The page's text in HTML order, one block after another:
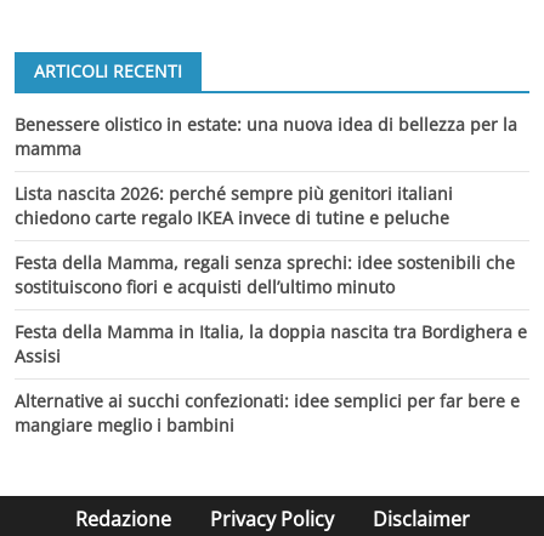
ARTICOLI RECENTI
Benessere olistico in estate: una nuova idea di bellezza per la
mamma
Lista nascita 2026: perché sempre più genitori italiani
chiedono carte regalo IKEA invece di tutine e peluche
Festa della Mamma, regali senza sprechi: idee sostenibili che
sostituiscono fiori e acquisti dell’ultimo minuto
Festa della Mamma in Italia, la doppia nascita tra Bordighera e
Assisi
Alternative ai succhi confezionati: idee semplici per far bere e
mangiare meglio i bambini
Redazione Privacy Policy Disclaimer